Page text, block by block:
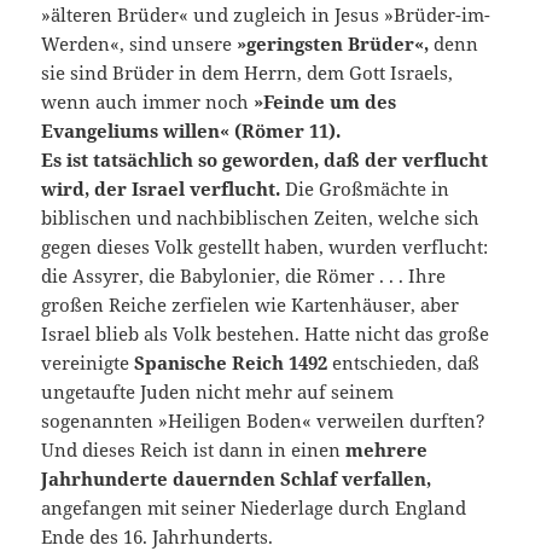
»älteren Brüder« und zugleich in Jesus »Brüder-im-
Werden«, sind unsere »geringsten Brüder«, denn
sie sind Brüder in dem Herrn, dem Gott Israels,
wenn auch immer noch »Feinde um des
Evangeliums willen« (Römer 11).
Es ist tatsächlich so geworden, daß der verflucht
wird, der Israel verflucht. Die Großmächte in
biblischen und nachbiblischen Zeiten, welche sich
gegen dieses Volk gestellt haben, wurden verflucht:
die Assyrer, die Babylonier, die Römer . . . Ihre
großen Reiche zerfielen wie Kartenhäuser, aber
Israel blieb als Volk bestehen. Hatte nicht das große
vereinigteSpanische Reich 1492 entschieden, daß
ungetaufte Juden nicht mehr auf seinem
sogenannten »Heiligen Boden« verweilen durften?
Und dieses Reich ist dann in einenmehrere
Jahrhunderte dauernden Schlaf verfallen,
angefangen mit seiner Niederlage durch England
Ende des 16. Jahrhunderts.